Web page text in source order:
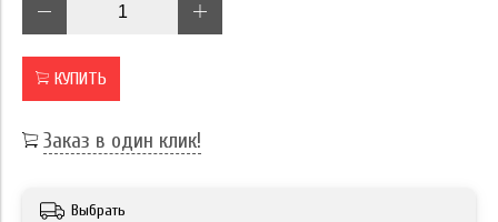
КУПИТЬ
Заказ в один клик!
Выбрать